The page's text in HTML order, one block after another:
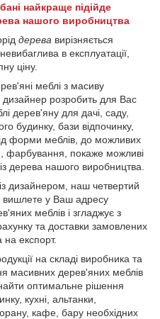
найкраще підійде
нашого виробництва
дерева вирізняється
в експлуатації,
ціну.
меблі з масиву
розробить для Вас
дерев'яну для дачі, саду,
будинку, бази відпочинку,
форми меблів, до можливих
фарбування, покаже можливі
дерева нашого виробництва.
дизайнером, наш четвертий
вишлете у Ваш адресу
меблів і згладжує з
та доставки замовлених
на експорт.
на складі виробника та
масивних дерев'яних меблів
оптимальне рішення
кухні, альтанки,
кафе, бару необхідних